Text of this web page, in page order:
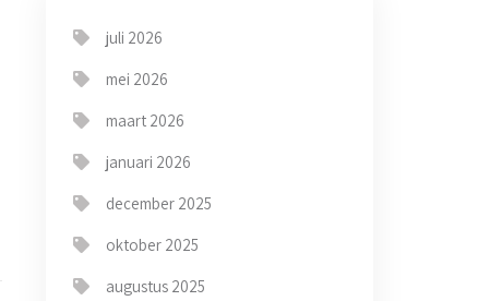
juli 2026
mei 2026
maart 2026
januari 2026
december 2025
oktober 2025
augustus 2025